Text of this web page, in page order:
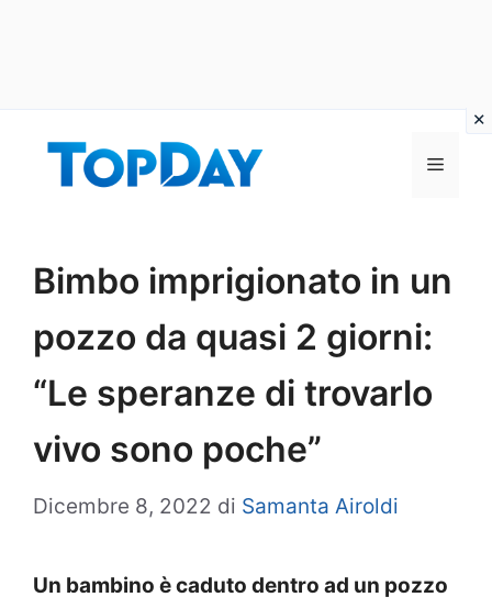
Menu
Bimbo imprigionato in un
pozzo da quasi 2 giorni:
“Le speranze di trovarlo
vivo sono poche”
Dicembre 8, 2022 di Samanta Airoldi
Un bambino è caduto dentro ad un pozzo